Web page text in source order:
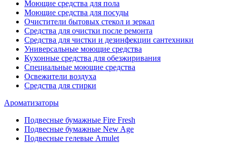
Моющие средства для пола
Моющие средства для посуды
Очистители бытовых стекол и зеркал
Средства для очистки после ремонта
Средства для чистки и дезинфекции сантехники
Универсальные моющие средства
Кухонные средства для обезжиривания
Специальные моющие средства
Освежители воздуха
Средства для стирки
Ароматизаторы
Подвесные бумажные Fire Fresh
Подвесные бумажные New Age
Подвесные гелевые Amulet